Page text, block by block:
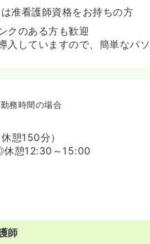
准看護師資格をお持ちの方
のある方も歓迎
していますので、簡単なパ
務時間の場合
憩150分）
休憩12:30～15:00
師